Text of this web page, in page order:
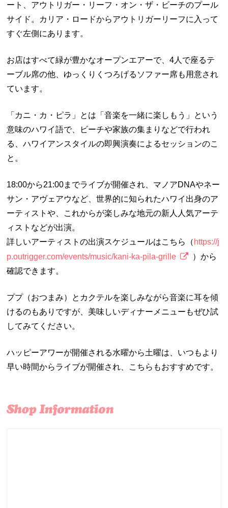
ート、アウトリガー・リーフ・オン・ザ・ビーチのプール
サイド。カリア・ロードからアウトリガーリーフに入って
すぐ左側にあります。
お店はすべて緑が豊かなオープンエアーで、4人で座るテ
ーブル席の他、ゆっくりくつろげるソファー席も用意され
ています。
「カニ・カ・ピラ」とは「音楽を一緒に楽しもう」という
意味のハワイ語で、ビーチや家族の集まりなどで行われ
る、ハワイアンスタイルの即興演奏によるセッションのこ
と。
18:00から21:00までライブが開催され、マノアDNAやネー
サン・アヴェアウなど、世界的に知られたハワイ出身のア
ーティストや、これからが楽しみな地元の新人人気アーテ
ィストなどが出演。
詳しいアーティストの出演スケジュールはこちら（ https://j
p.outrigger.com/events/music/kani-ka-pila-grille
）から
確認できます。
ププ（おつまみ）とカクテルを楽しみながら音楽に耳を傾
けるのもありですが、美味しいディナーメニューもぜひ試
してみてください。
ハッピーアワーが開催される水曜から土曜は、いつもより
早い時間からライブが開催され、こちらもおすすめです。